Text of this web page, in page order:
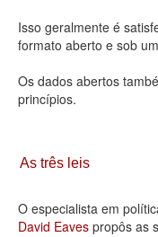
Administração
Legislação
Agenda
Contato
Isso geralmente é
formato aberto e sob
Os dados abertos
princípios.
As três leis
O especialista em
David Eaves propôs as